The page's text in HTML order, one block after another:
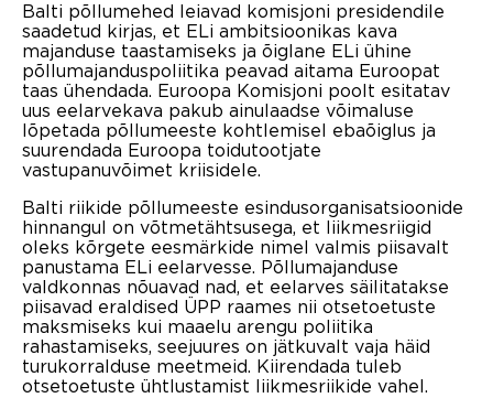
Balti põllumehed leiavad komisjoni presidendile
saadetud kirjas, et ELi ambitsioonikas kava
majanduse taastamiseks ja õiglane ELi ühine
põllumajanduspoliitika peavad aitama Euroopat
taas ühendada. Euroopa Komisjoni poolt esitatav
uus eelarvekava pakub ainulaadse võimaluse
lõpetada põllumeeste kohtlemisel ebaõiglus ja
suurendada Euroopa toidutootjate
vastupanuvõimet kriisidele.
Balti riikide põllumeeste esindusorganisatsioonide
hinnangul on võtmetähtsusega, et liikmesriigid
oleks kõrgete eesmärkide nimel valmis piisavalt
panustama ELi eelarvesse. Põllumajanduse
valdkonnas nõuavad nad, et eelarves säilitatakse
piisavad eraldised ÜPP raames nii otsetoetuste
maksmiseks kui maaelu arengu poliitika
rahastamiseks, seejuures on jätkuvalt vaja häid
turukorralduse meetmeid. Kiirendada tuleb
otsetoetuste ühtlustamist liikmesriikide vahel.